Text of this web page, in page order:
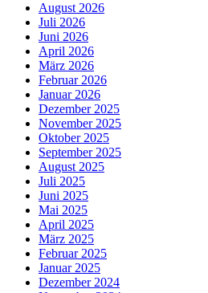
August 2026
Juli 2026
Juni 2026
April 2026
März 2026
Februar 2026
Januar 2026
Dezember 2025
November 2025
Oktober 2025
September 2025
August 2025
Juli 2025
Juni 2025
Mai 2025
April 2025
März 2025
Februar 2025
Januar 2025
Dezember 2024